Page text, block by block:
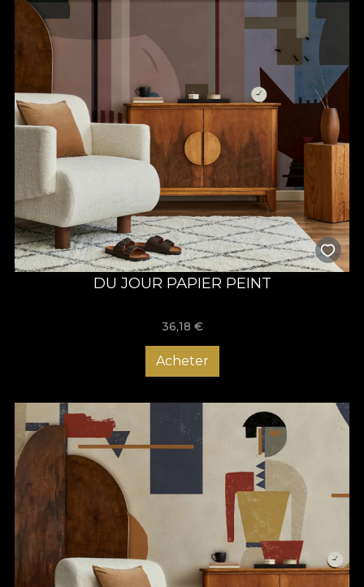
DU JOUR PAPIER PEINT
36,18 €
Acheter